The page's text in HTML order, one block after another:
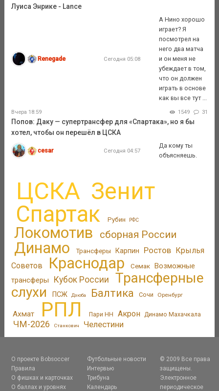
Луиса Энрике - Lance
Renegade Сегодня 05:08
А Нино хорошо
играет? Я
посмотрел на
него два матча
и он меня не
убеждает в том,
что он должен
играть в основе
как вы все тут ...
Вчера 18:59 1549 31
Попов: Даку — супертрансфер для «Спартака», но я бы
хотел, чтобы он перешёл в ЦСКА
cesar Сегодня 04:57
Да кому ты
объясняешь.
ЦСКА Зенит
Спартак Рубин РФС
Локомотив сборная России
Динамо Трансферы Карпин Ростов Крылья
Советов
Краснодар Семак Возможные
трансферы
Кубок России
Трансферные
слухи
ПСЖ Дзюба Балтика Сочи Оренбург
Ахмат РПЛ Пари НН Акрон Динамо Махачкала
ЧМ-2026 Станкович Челестини
О проекте Bobsoccer
Правила
О фишках и карточках
О баллах и уровнях
Футбольные новости
Интервью
Трибуна
Календарь
© 2009 Все права
защищены.
Электронное
периодическое